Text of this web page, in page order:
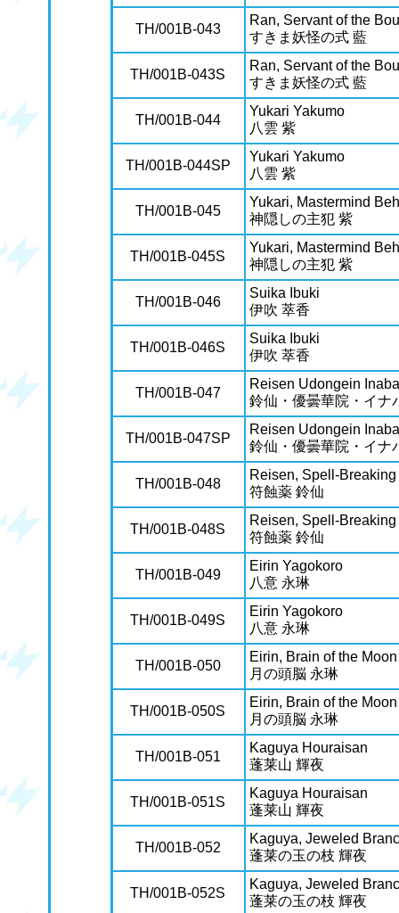
TH/001B-043
Ran, Servant of the
すきま妖怪の式 藍
TH/001B-043S
Ran, Servant of the
すきま妖怪の式 藍
TH/001B-044
Yukari Yakumo
八雲 紫
TH/001B-044SP
Yukari Yakumo
八雲 紫
TH/001B-045
Yukari, Mastermind
神隠しの主犯 紫
TH/001B-045S
Yukari, Mastermind
神隠しの主犯 紫
TH/001B-046
Suika Ibuki
伊吹 萃香
TH/001B-046S
Suika Ibuki
伊吹 萃香
TH/001B-047
Reisen Udongein
鈴仙・優曇華院・イナ
TH/001B-047SP
Reisen Udongein
鈴仙・優曇華院・イナ
TH/001B-048
Reisen, Spell-
符蝕薬 鈴仙
TH/001B-048S
Reisen, Spell-
符蝕薬 鈴仙
TH/001B-049
Eirin Yagokoro
八意 永琳
TH/001B-049S
Eirin Yagokoro
八意 永琳
TH/001B-050
Eirin, Brain of the Moon
月の頭脳 永琳
TH/001B-050S
Eirin, Brain of the Moon
月の頭脳 永琳
TH/001B-051
Kaguya Houraisan
蓬莱山 輝夜
TH/001B-051S
Kaguya Houraisan
蓬莱山 輝夜
TH/001B-052
Kaguya, Jeweled
蓬莱の玉の枝 輝夜
TH/001B-052S
Kaguya, Jeweled
蓬莱の玉の枝 輝夜